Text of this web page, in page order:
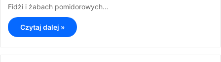
Fidżi i żabach pomidorowych…
Czytaj dalej »